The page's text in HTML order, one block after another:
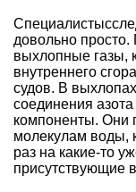
довольно
выхлопные газы,
внутреннего
судов. В
соединения
компоненты. Они
молекулам воды,
раз на какие-то
присутствующие